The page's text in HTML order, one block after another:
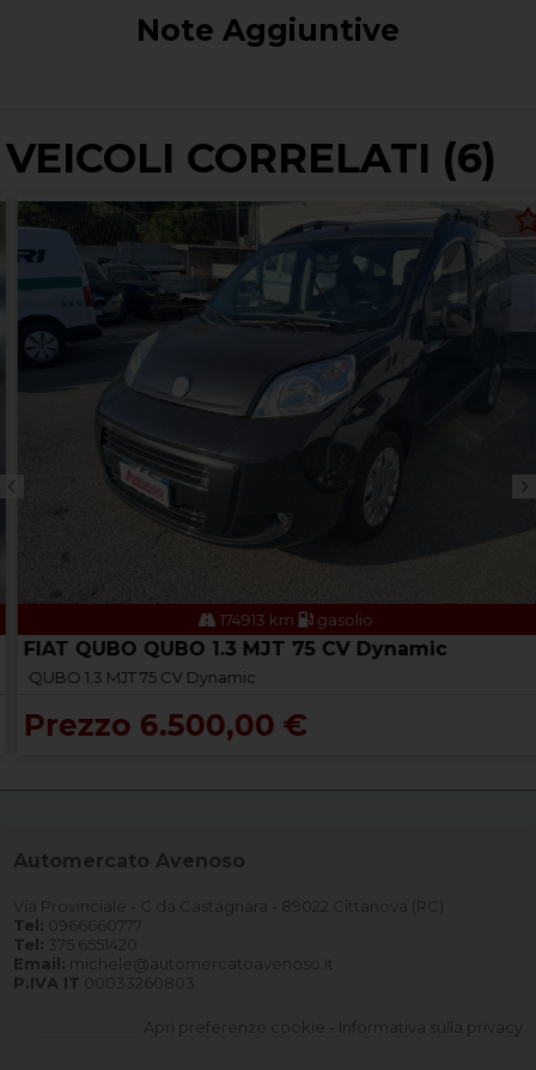
Note Aggiuntive
VEICOLI CORRELATI (6)
174913 km gasolio
FIAT QUBO QUBO 1.3 MJT 75 CV Dynamic
QUBO 1.3 MJT 75 CV Dynamic
Prezzo 6.500,00 €
Automercato Avenoso
Via Provinciale - C.da Castagnara - 89022 Cittanova (RC)
Tel: 0966660777
Tel: 375 6551420
Email: michele@automercatoavenoso.it
P.IVA IT 00033260803
Apri preferenze cookie Informativa sulla privacy